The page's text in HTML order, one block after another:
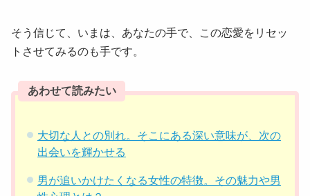
そう信じて、いまは、あなたの手で、この恋愛をリセッ
トさせてみるのも手です。
あわせて読みたい
大切な人との別れ。そこにある深い意味が、次の
出会いを輝かせる
男が追いかけたくなる女性の特徴。その魅力や男